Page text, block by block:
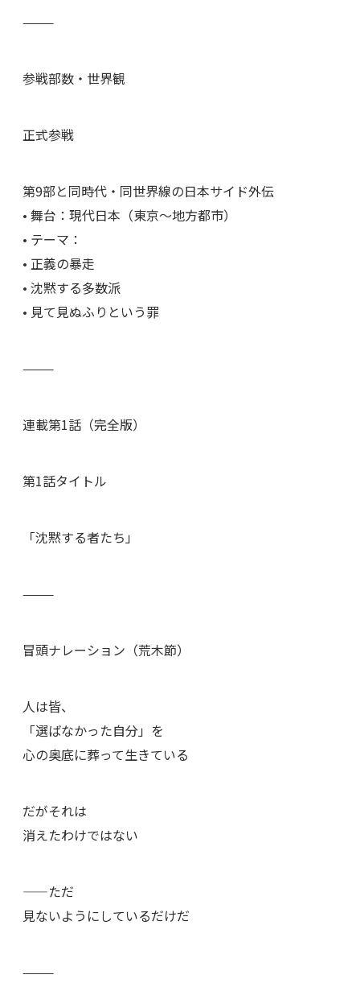
⸻
参戦部数・世界観
正式参戦
第9部と同時代・同世界線の日本サイド外伝
• 舞台：現代日本（東京〜地方都市）
• テーマ：
• 正義の暴走
• 沈黙する多数派
• 見て見ぬふりという罪
⸻
連載第1話（完全版）
第1話タイトル
「沈黙する者たち」
⸻
冒頭ナレーション（荒木節）
人は皆、
「選ばなかった自分」を
心の奥底に葬って生きている
だがそれは
消えたわけではない
——ただ
見ないようにしているだけだ
⸻